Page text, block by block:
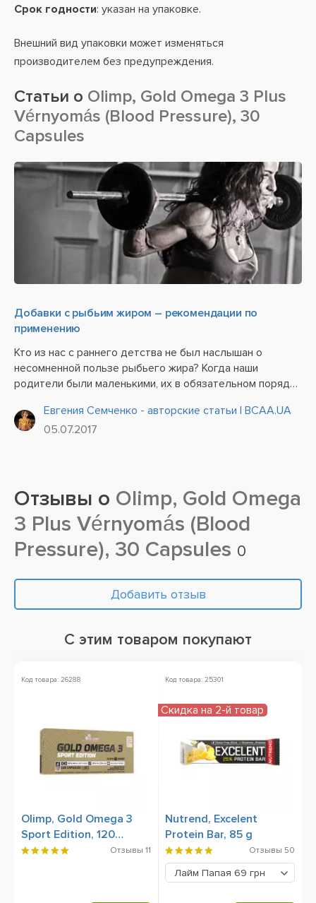
Срок годности: указан на упаковке.
Внешний вид упаковки может изменяться
производителем без предупреждения.
Статьи о Olimp, Gold Omega 3 Plus
Vérnyomás (Blood Pressure), 30
Capsules
Добавки с рыбьим жиром – рекомендации по
применению
Кто из нас с раннего детства не был наслышан о
несомненной пользе рыбьего жира? Когда наши
родители были маленькими, их в обязательном порядке
и запах. К счастью для нас, сегодня нам нет нужды
зажмуриваться и...
Евгения Семченко - авторские статьи | BCAA.UA
05.07.2017
Отзывы о Olimp, Gold Omega
3 Plus Vérnyomás (Blood
Pressure), 30 Capsules 0
Добавить отзыв
С этим товаром покупают
Код товара: 26288
Olimp, Gold Omega 3
Sport Edition, 120
Capsules
Отзывы 11
Код товара: 25301
Nutrend, Excelent
Protein Bar, 85 g
Отзывы 50
Лайм Папая 69 грн
Скидка на 2-й товар